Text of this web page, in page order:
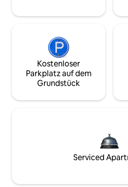
Kostenloser
Parkplatz auf dem
Grundstück
Serviced